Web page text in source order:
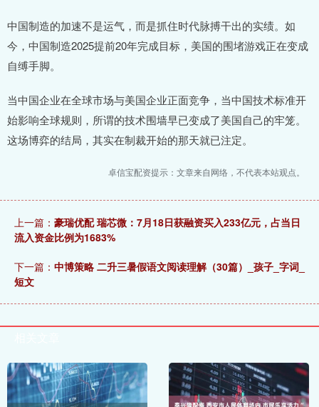
中国制造的加速不是运气，而是抓住时代脉搏干出的实绩。如
今，中国制造2025提前20年完成目标，美国的围堵游戏正在变成
自缚手脚。
当中国企业在全球市场与美国企业正面竞争，当中国技术标准开
始影响全球规则，所谓的技术围墙早已变成了美国自己的牢笼。
这场博弈的结局，其实在制裁开始的那天就已注定。
卓信宝配资提示：文章来自网络，不代表本站观点。
上一篇： 豪瑞优配 瑞芯微：7月18日获融资买入233亿元，占当日
流入资金比例为1683%
下一篇： 中博策略 二升三暑假语文阅读理解（30篇）_孩子_字词_
短文